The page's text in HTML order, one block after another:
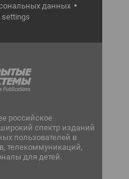
данных
settings
российское
спектр изданий
пользователей в
телекоммуникаций,
для детей.